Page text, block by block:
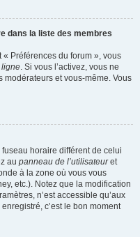
dans la liste des membres
« Préférences du forum », vous
ligne. Si vous l’activez, vous ne
et vous-même. Vous
fuseau horaire différent de celui
au panneau de l’utilisateuret
à la zone où vous vous
etc.). Notez que la modification
n’est accessible qu’aux
c’est le bon moment